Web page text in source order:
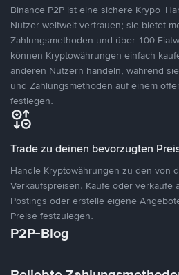
Binance P2P ist eine sichere Krypo-
Nutzer weltweit vertrauen; sie bietet
Zahlungsmethoden und über 100
können Kryptowährungen einfach
anderen Nutzern handeln, während
und Zahlungsmethoden auf einem
festlegen.
Trade zu deinen bevorzugten
Handle Kryptowährungen zu den von
Verkaufspreisen. Kaufe oder verkaufe
Postings oder erstelle eigene
Preise festzulegen.
P2P-Blog